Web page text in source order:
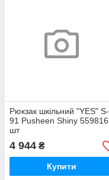
Рюкзак шкільний "YES" S-
91 Pusheen Shiny 559816,
шт
4 944 ₴
Купити